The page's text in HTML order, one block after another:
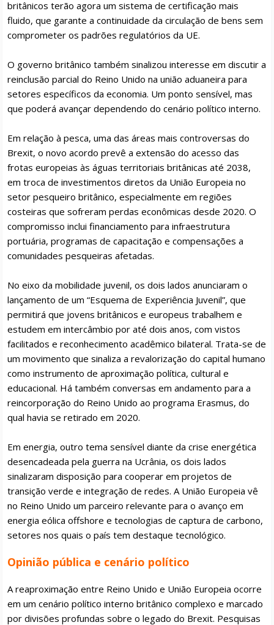
britânicos terão agora um sistema de certificação mais
fluido, que garante a continuidade da circulação de bens sem
comprometer os padrões regulatórios da UE.
O governo britânico também sinalizou interesse em discutir a
reinclusão parcial do Reino Unido na união aduaneira para
setores específicos da economia. Um ponto sensível, mas
que poderá avançar dependendo do cenário político interno.
Em relação à pesca, uma das áreas mais controversas do
Brexit, o novo acordo prevê a extensão do acesso das
frotas europeias às águas territoriais britânicas até 2038,
em troca de investimentos diretos da União Europeia no
setor pesqueiro britânico, especialmente em regiões
costeiras que sofreram perdas econômicas desde 2020. O
compromisso inclui financiamento para infraestrutura
portuária, programas de capacitação e compensações a
comunidades pesqueiras afetadas.
No eixo da mobilidade juvenil, os dois lados anunciaram o
lançamento de um “Esquema de Experiência Juvenil”, que
permitirá que jovens britânicos e europeus trabalhem e
estudem em intercâmbio por até dois anos, com vistos
facilitados e reconhecimento acadêmico bilateral. Trata-se de
um movimento que sinaliza a revalorização do capital humano
como instrumento de aproximação política, cultural e
educacional. Há também conversas em andamento para a
reincorporação do Reino Unido ao programa Erasmus, do
qual havia se retirado em 2020.
Em energia, outro tema sensível diante da crise energética
desencadeada pela guerra na Ucrânia, os dois lados
sinalizaram disposição para cooperar em projetos de
transição verde e integração de redes. A União Europeia vê
no Reino Unido um parceiro relevante para o avanço em
energia eólica offshore e tecnologias de captura de carbono,
setores nos quais o país tem destaque tecnológico.
Opinião pública e cenário político
A reaproximação entre Reino Unido e União Europeia ocorre
em um cenário político interno britânico complexo e marcado
por divisões profundas sobre o legado do Brexit. Pesquisas